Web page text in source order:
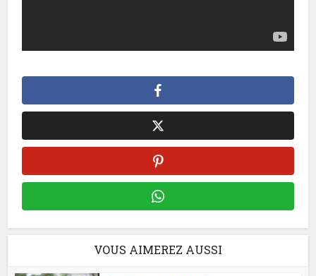
VOUS AIMEREZ AUSSI